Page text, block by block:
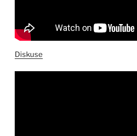
Diskuse